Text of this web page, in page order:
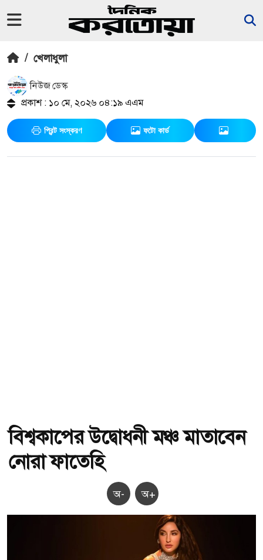
/ খেলাধুলা
নিউজ ডেস্ক
প্রকাশ : ১০ মে, ২০২৬ ০৪:১৯ এএম
প্রিন্ট সংস্করণ ফটো কার্ড
বিশ্বকাপের উদ্বোধনী মঞ্চ মাতাবেন
নোরা ফাতেহি
অ- অ+